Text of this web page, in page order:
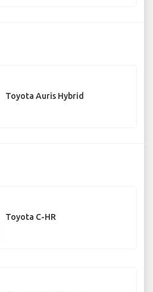
Toyota Auris Hybrid
Toyota C-HR